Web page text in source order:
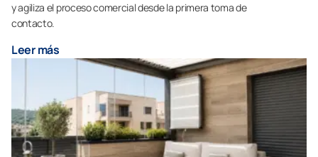
y agiliza el proceso comercial desde la primera toma de
contacto.
Leer más